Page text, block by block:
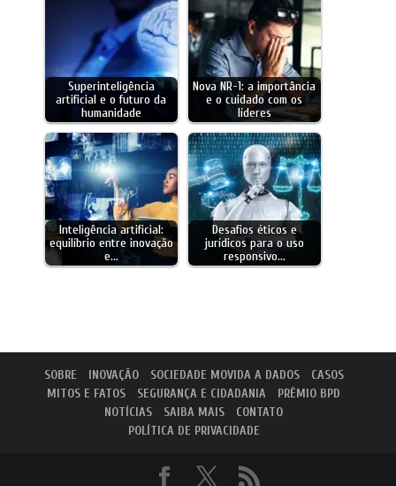
Superinteligência
artificial e o futuro da
humanidade
Nova NR-1: a importância
e o cuidado com os
líderes
Inteligência artificial:
equilíbrio entre inovação
e…
Desafios éticos e
jurídicos para o uso
responsivo…
SOBRE INOVAÇÃO SOCIEDADE MOVIDA A DADOS
CASOS
MITOS E FATOS
SEGURANÇA E CIDADANIA
PRÊMIO BPD
NOTÍCIAS
SAIBA MAIS
CONTATO
POLÍTICA DE PRIVACIDADE